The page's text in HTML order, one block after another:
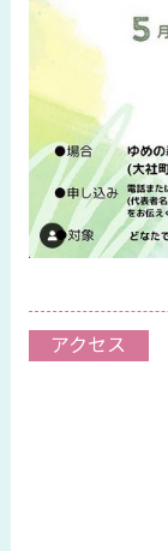
アクセス